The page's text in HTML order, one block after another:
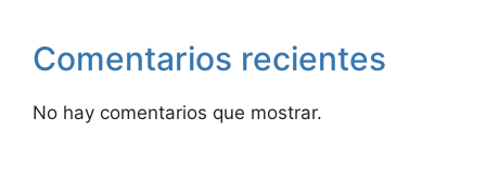
Comentarios recientes
No hay comentarios que mostrar.